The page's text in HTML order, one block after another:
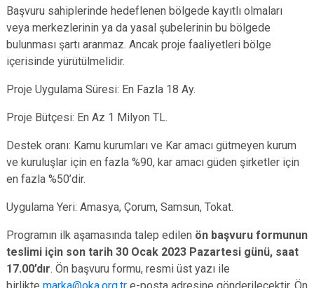
Başvuru sahiplerinde hedeflenen bölgede kayıtlı olmaları
veya merkezlerinin ya da yasal şubelerinin bu bölgede
bulunması şartı aranmaz. Ancak proje faaliyetleri bölge
içerisinde yürütülmelidir.
Proje Uygulama Süresi: En Fazla 18 Ay.
Proje Bütçesi: En Az 1 Milyon TL.
Destek oranı: Kamu kurumları ve Kar amacı gütmeyen kurum
ve kuruluşlar için en fazla %90, kar amacı güden şirketler için
en fazla %50’dir.
Uygulama Yeri: Amasya, Çorum, Samsun, Tokat.
Programın ilk aşamasında talep edilen ön başvuru formunun
teslimi için son tarih 30 Ocak 2023 Pazartesi günü, saat
17.00’dır. Ön başvuru formu, resmi üst yazı ile